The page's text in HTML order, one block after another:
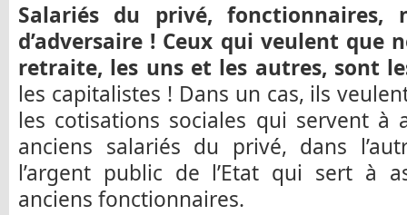
Salariés du privé, fonctionnaires,
d’adversaire ! Ceux qui veulent que
retraite, les uns et les autres, sont
les capitalistes ! Dans un cas, ils
les cotisations sociales qui servent à
anciens salariés du privé, dans
l’argent public de l’Etat qui sert à
anciens fonctionnaires.